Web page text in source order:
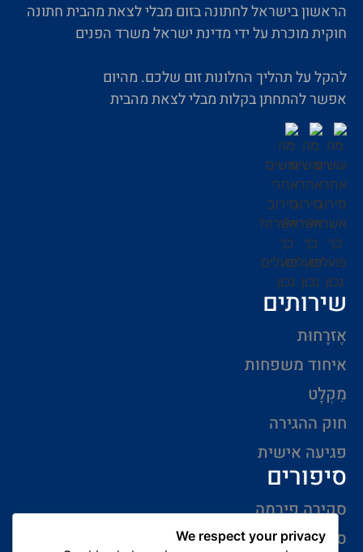
הראשון בישראל לחתונה בזום מבלי לצאת מהבית חתונה
חוקית מוכרת על ידי מדינת ישראל משרד הפנים
להקל על תהליך החלונות זום שלכם. מהיום
אפשר להתחתן בקלות מבלי לצאת מהבית
שירותים
אֶזרָחוּת
איחוד משפחות
מִקְלָט
חוק ההגירה
פגיעה אישית
סיפורים
סקירה פירמה
סיפורי הצלחה
We respect your privacy